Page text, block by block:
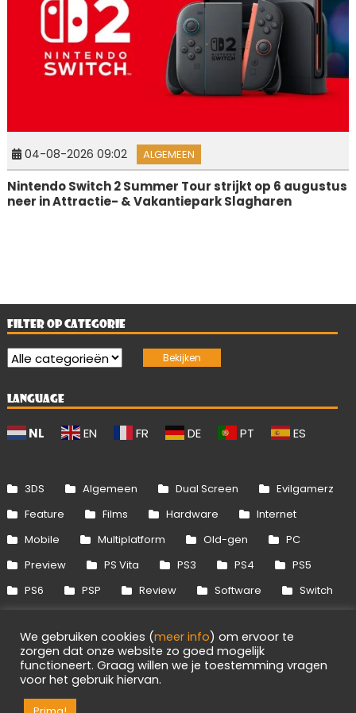
04-08-2026 09:02 ALGEMEEN
Nintendo Switch 2 Summer Tour strijkt op 6 augustus
neer in Attractie- & Vakantiepark Slagharen
FILTER OP CATEGORIE
LANGUAGE
NL EN FR DE PT ES
3DS Algemeen Dual Screen
Evilgamerz
Feature
Films Hardware
Internet
Mobile
Multiplatform Old-gen
PC
Preview
PS Vita PS3 PS4
PS5
PS6
PSP Review Software
Switch
Xbox 360
Xbox One Xbox Series
We gebruiken cookies (meer info) om ervoor te
zorgen dat onze website zo goed mogelijk
functioneert. Graag willen we je toestemming vragen
voor het gebruik hiervan.